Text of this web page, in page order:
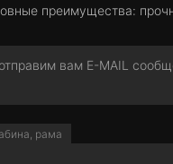
преимущества:
вам E-MAIL
рама